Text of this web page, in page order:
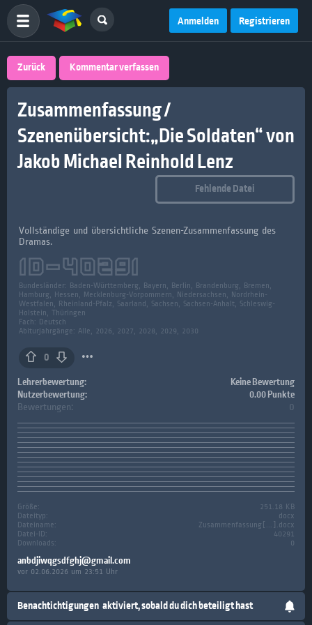
Anmelden Registrieren
Zurück Kommentar verfassen
Zusammenfassung /
Szenenübersicht:„Die Soldaten“ von
Jakob Michael Reinhold Lenz
Fehlende Datei
Lehrerbewertung:
Keine Bewertung
Nutzerbewertung:
0.00 Punkte
Bewertungen: 0
Größe:
251.18 KB
Dateityp:
docx
Dateiname:
Zusammenfassung[...].docx
Datei-ID:
40291
Downloads:
0
anbdjiwqgsdfghj@gmail.com
vor 02.06.2026 um 23:51 Uhr
Vollständige und übersichtliche Szenen-Zusammenfassung des
Dramas.
ID-40291
Bundesländer: Baden-Württemberg, Bayern, Berlin, Brandenburg, Bremen,
Hamburg, Hessen, Mecklenburg-Vorpommern, Niedersachsen, Nordrhein-
Westfalen, Rheinland-Pfalz, Saarland, Sachsen, Sachsen-Anhalt, Schleswig-
Holstein, Thüringen
Fach: Deutsch
Abiturjahrgänge: Alle, 2026, 2027, 2028, 2029, 2030
0
Benachtichtigungen aktiviert, sobald du dich beteiligt hast